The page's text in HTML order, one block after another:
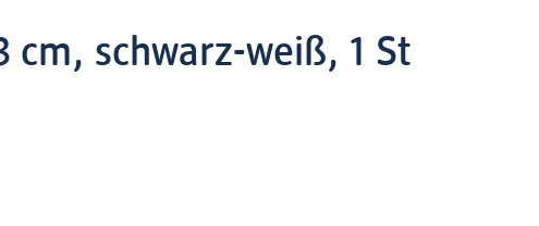
cm, schwarz-weiß, 1 St